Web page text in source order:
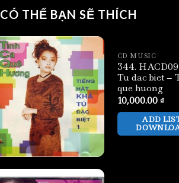
CÓ THỂ BẠN SẼ THÍCH
CD MUSIC
344.
Tu dac biet –
que huong
10,000.00 ₫
ADD